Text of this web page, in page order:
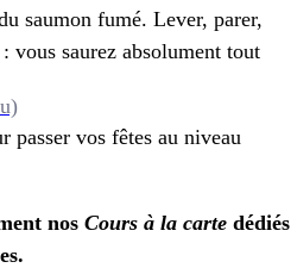
saumon fumé. Lever, parer,
vous saurez absolument tout
passer vos fêtes au niveau
nos Cours à la carte dédiés